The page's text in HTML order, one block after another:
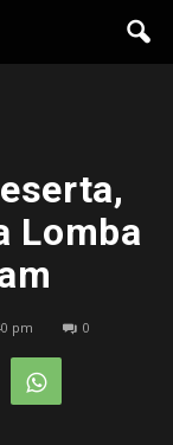
Lomba
pm 0